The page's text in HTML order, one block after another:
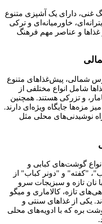
غنی، دارای یک آشپزی متنوع
خاورمیانه‌ای و ترکی
غذاها و عناصر مهم فرهنگ
شمالی، پیش‌غذاهای متنوع
شامل انواع مختلفی از
و تزرکی هستند. همچنین
مزه‌ها جایگاه ویژه‌ای دارند.
نوشیدنی‌های محلی مثل
گوشت‌های کبابی و
"کفته" و "دونر کباب" از
نان تازه و سبزیجات سرو
تازه، کالاماری و میگو
یکی از غذاهای سنتی و
بره که با ادویه‌های محلی